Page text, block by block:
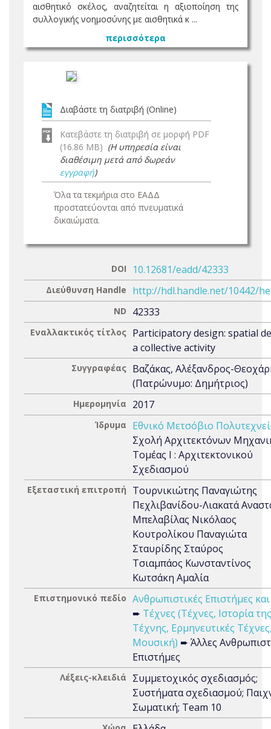
αισθητικό σκέλος, αναζητείται η αξιοποίηση της
συλλογικής νοημοσύνης με αισθητικά κ ...
περισσότερα
Διαβάστε τη διατριβή (Online)
Κατεβάστε τη διατριβή σε μορφή PDF
(16.86 MB) (Η υπηρεσία είναι
διαθέσιμη μετά από δωρεάν
εγγραφή)
Όλα τα τεκμήρια στο ΕΑΔΔ
προστατεύονται από πνευματικά
δικαιώματα.
DOI 10.12681/eadd/42333
Διεύθυνση Handle http://hdl.handle.net/10442/
ND 42333
Εναλλακτικός τίτλος Participatory design: spatial
a collective activity
Συγγραφέας Βαζάκας, Αλέξανδρος-
(Πατρώνυμο: Δημήτριος)
Ημερομηνία 2017
Ίδρυμα
Εθνικό Μετσόβιο
Σχολή Αρχιτεκτόνων
Τομέας Ι : Αρχιτεκτονικού
Σχεδιασμού
Εξεταστική επιτροπή
Τουρνικιώτης Παναγιώτης
Πεχλιβανίδου-Λιακατά
Μπελαβίλας Νικόλαος
Κουτρολίκου Παναγιώτα
Σταυρίδης Σταύρος
Τσιαμπάος Κωνσταντίνος
Κωτσάκη Αμαλία
Επιστημονικό πεδίο Ανθρωπιστικές Επιστήμες
➨ Τέχνες (Τέχνες, Ιστορία της
Τέχνης, Ερμηνευτικές
Μουσική) ➨ Άλλες
Επιστήμες
Λέξεις-κλειδιά
Συμμετοχικός σχεδιασμός;
Συστήματα σχεδιασμού;
Σωματική; Team 10